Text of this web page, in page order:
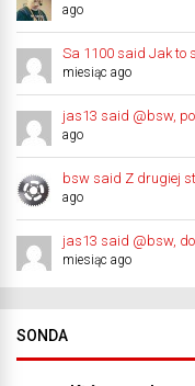
ago
Sa 1100 said Jak to
miesiąc ago
jas13 said @bsw,
ago
bsw said Z drugiej
ago
jas13 said @bsw,
miesiąc ago
SONDA